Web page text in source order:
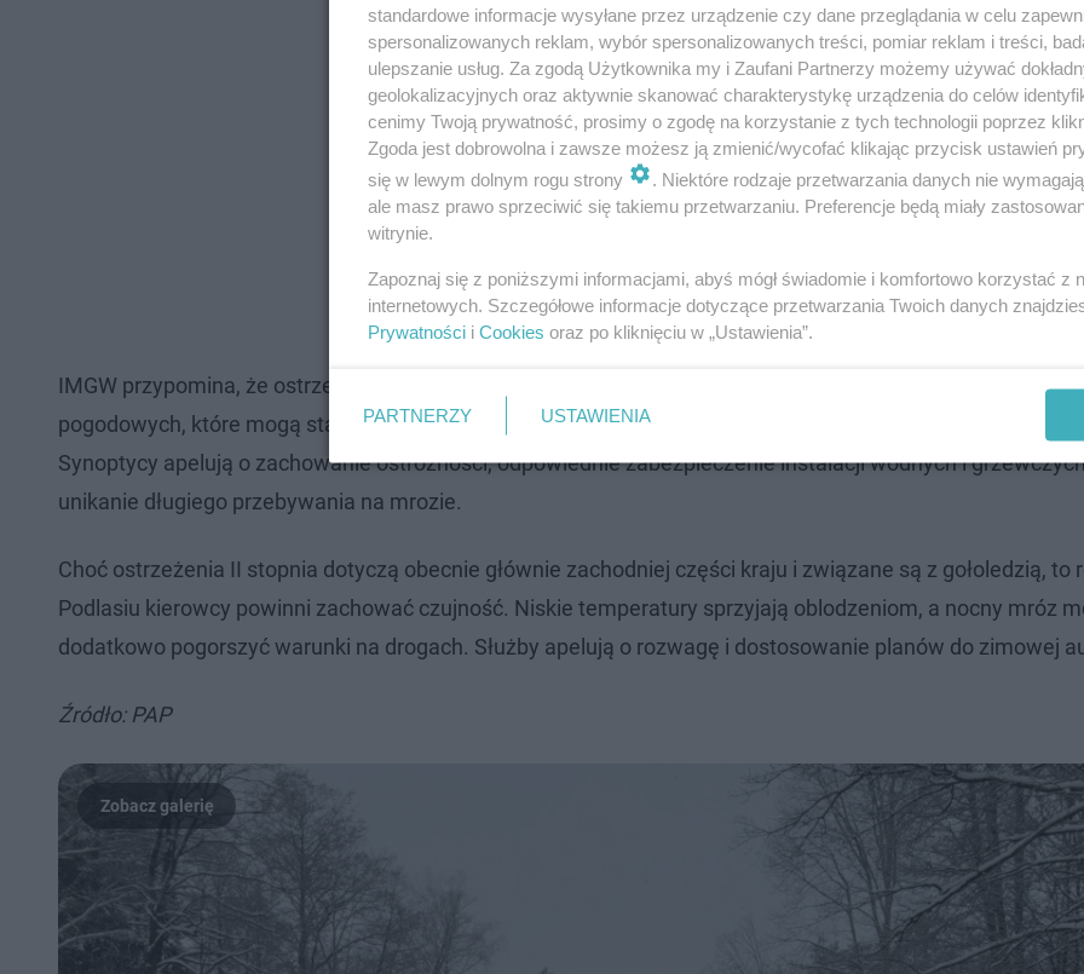
IMGW przypomina, że ostrzeżenie I stopnia oznacza warunki sprzyjające występowaniu groźnych zjawisk
pogodowych, które mogą stanowić zagrożenie dla zdrowia, szczególnie osób starszych, bezdomnych oraz
Synoptycy apelują o zachowanie ostrożności, odpowiednie zabezpieczenie instalacji wodnych i
unikanie długiego przebywania na mrozie.
Choć ostrzeżenia II stopnia dotyczą obecnie głównie zachodniej części kraju i związane są z gołoledzią, to
Podlasiu kierowcy powinni zachować czujność. Niskie temperatury sprzyjają oblodzeniom, a nocny mróz
dodatkowo pogorszyć warunki na drogach. Służby apelują o rozwagę i dostosowanie planów do zimowej
Źródło: PAP
standardowe informacje wysyłane przez urządzenie czy dane przeglądania w celu
spersonalizowanych reklam, wybór spersonalizowanych treści, pomiar reklam i treści,
ulepszanie usług. Za zgodą Użytkownika my i Zaufani Partnerzy możemy używać
geolokalizacyjnych oraz aktywnie skanować charakterystykę urządzenia do celów
cenimy Twoją prywatność, prosimy o zgodę na korzystanie z tych technologii poprzez
Zgoda jest dobrowolna i zawsze możesz ją zmienić/wycofać klikając przycisk ustawień
się w lewym dolnym rogu strony
. Niektóre rodzaje przetwarzania danych nie
ale masz prawo sprzeciwić się takiemu przetwarzaniu. Preferencje będą miały
witrynie.
Zapoznaj się z poniższymi informacjami, abyś mógł świadomie i komfortowo korzystać z
internetowych. Szczegółowe informacje dotyczące przetwarzania Twoich danych
Prywatności i Cookies oraz po kliknięciu w „Ustawienia”.
PARTNERZY USTAWIENIA